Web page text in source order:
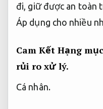
đi, giữ được an toàn
Áp dụng cho nhiều
Cam Kết Hạng
rủi ro xử lý.
Cá nhân.